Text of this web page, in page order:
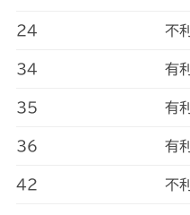
24 不利
34 有利
35 有利
36 有利
42 不利